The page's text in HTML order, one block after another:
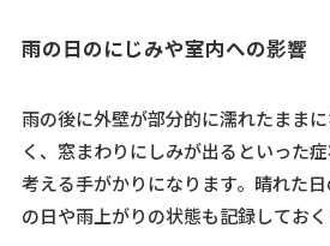
雨の日のにじみや室内への影響
雨の後に外壁が部分的に濡れたまま
く、窓まわりにしみが出るといった
考える手がかりになります。晴れた
の日や雨上がりの状態も記録しておく